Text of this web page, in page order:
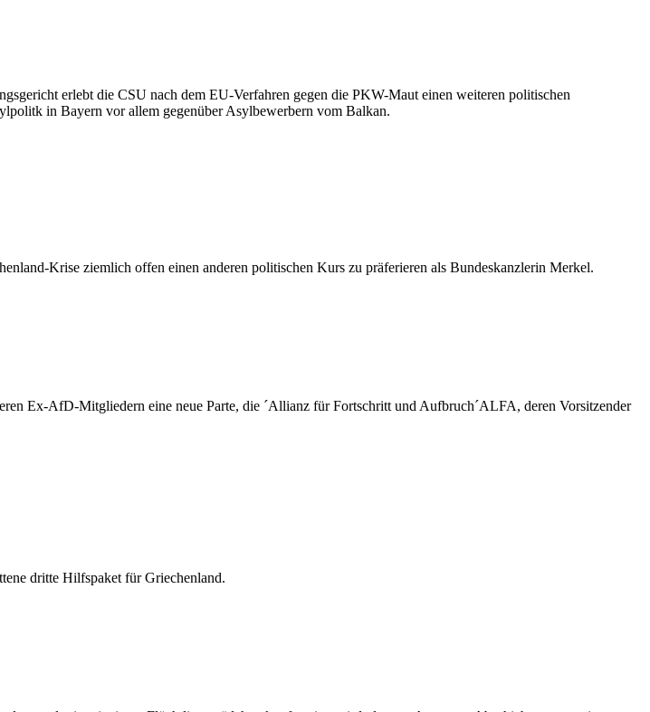
erlebt die CSU nach dem EU-Verfahren gegen die PKW-Maut einen weiteren politischen
in Bayern vor allem gegenüber Asylbewerbern vom Balkan.
Krise ziemlich offen einen anderen politischen Kurs zu präferieren als Bundeskanzlerin Merkel.
Ex-AfD-Mitgliedern eine neue Parte, die ´Allianz für Fortschritt und Aufbruch´ALFA, deren Vorsitzender
dritte Hilfspaket für Griechenland.